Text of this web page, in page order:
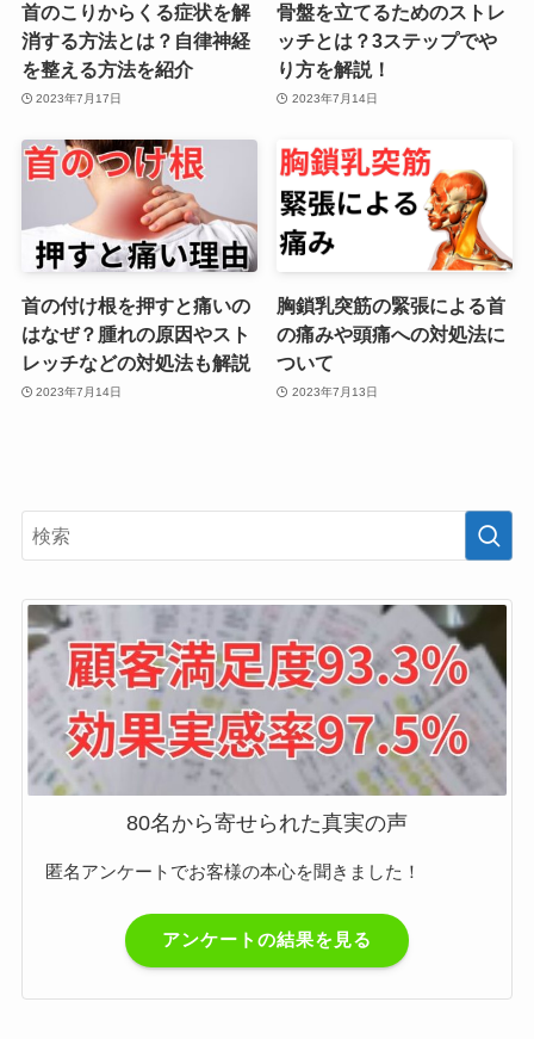
首のこりからくる症状を解
消する方法とは？自律神経
を整える方法を紹介
2023年7月17日
骨盤を立てるためのストレ
ッチとは？3ステップでや
り方を解説！
2023年7月14日
首の付け根を押すと痛いの
はなぜ？腫れの原因やスト
レッチなどの対処法も解説
2023年7月14日
胸鎖乳突筋の緊張による首
の痛みや頭痛への対処法に
ついて
2023年7月13日
80名から寄せられた真実の声
匿名アンケートでお客様の本心を聞きました！
アンケートの結果を見る